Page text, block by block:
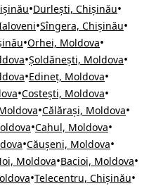
•Durlești, Chișinău•
•Sîngera, Chișinău•
•Orhei, Moldova•
•Șoldănești, Moldova•
•Edineț, Moldova•
•Costești, Moldova•
•Călărași, Moldova•
•Cahul, Moldova•
•Căușeni, Moldova•
Moldova•Bacioi, Moldova•
•Telecentru, Chișinău•